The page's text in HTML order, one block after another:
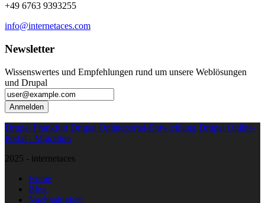
+49 6763 9393255
info@internetaces.com
Newsletter
Wissenswertes und Empfehlungen rund um unsere Weblösungen
und Drupal
Anmelden
Drupal Frankfurt Drupal Onlineportal-Entwicklung Drupal Online-
Portal - Migration
2025 - internetaces
Home
Blog
Nachhaltigkeit